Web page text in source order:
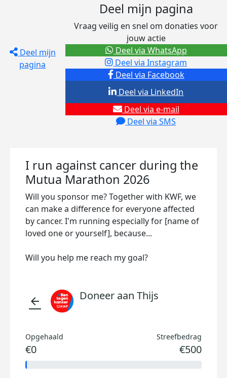
Deel mijn
pagina
Deel mijn pagina
Vraag veilig en snel om donaties voor
jouw actie
Deel via Facebook
Deel via Instagram
Deel via e-mail
Deel via SMS
Deel via LinkedIn
Deel via WhatsApp
I run against cancer during the
Mutua Marathon 2026
Will you sponsor me? Together with KWF, we
can make a difference for everyone affected
by cancer. I'm running especially for [name of
loved one or yourself], because...
Will you help me reach my goal?
arrow_back Doneer aan Thijs
Opgehaald
€0
Streefbedrag
€500